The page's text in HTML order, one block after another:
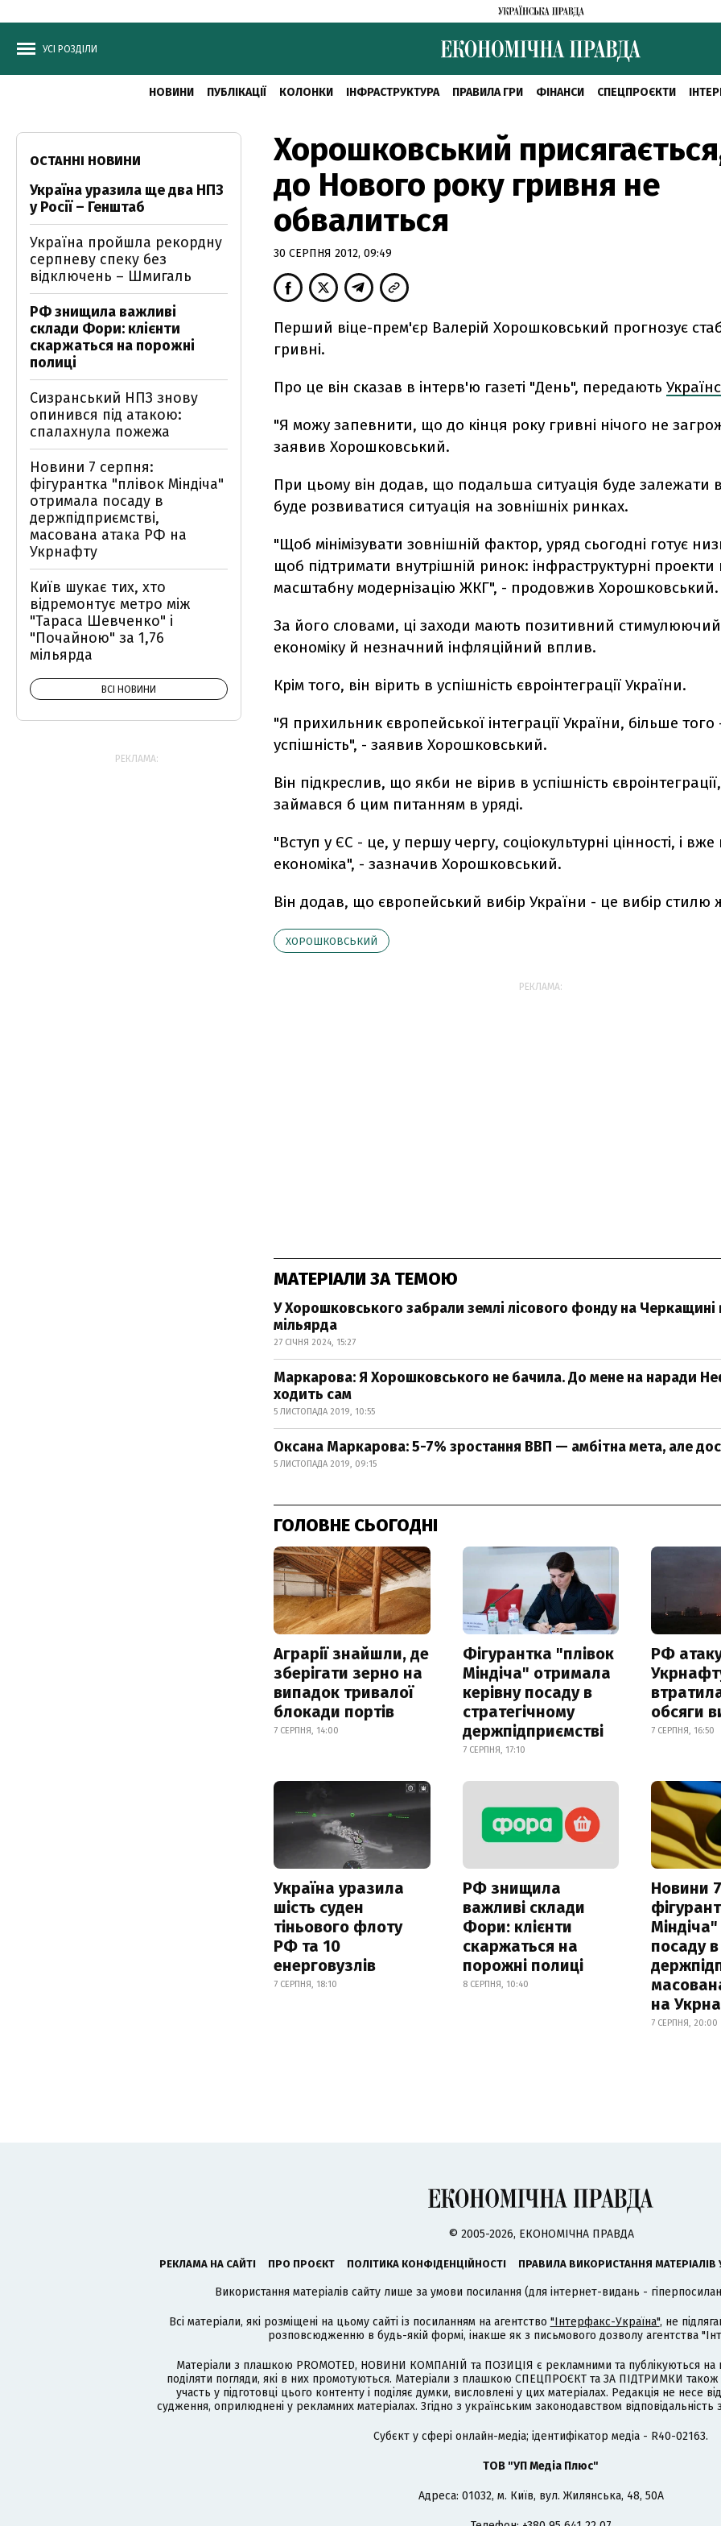
УСІ РОЗДІЛИ
НОВИНИ ПУБЛІКАЦІЇ КОЛОНКИ ІНФРАСТРУКТУРА ПРАВИЛА ГРИ ФІНАНСИ СПЕЦПРОЄКТИ
Хорошковський
до Нового року гривня не
обвалиться
30 СЕРПНЯ 2012, 09:49
Перший віце-прем'єр Валерій Хорошковський прогнозує
гривні.
Про це він сказав в інтерв'ю газеті "День", передають
"Я можу запевнити, що до кінця року гривні нічого не
заявив Хорошковський.
При цьому він додав, що подальша ситуація буде залежати
буде розвиватися ситуація на зовнішніх ринках.
"Щоб мінімізувати зовнішній фактор, уряд сьогодні готує
щоб підтримати внутрішній ринок: інфраструктурні проекти
масштабну модернізацію ЖКГ", - продовжив Хорошковський.
За його словами, ці заходи мають позитивний
економіку й незначний інфляційний вплив.
Крім того, він вірить в успішність євроінтеграції України.
"Я прихильник європейської інтеграції України, більше того
успішність", - заявив Хорошковський.
Він підкреслив, що якби не вірив в успішність
займався б цим питанням в уряді.
"Вступ у ЄС - це, у першу чергу, соціокультурні цінності, і вже
економіка", - зазначив Хорошковський.
Він додав, що європейський вибір України - це вибір стилю
ХОРОШКОВСЬКИЙ
РЕКЛАМА:
МАТЕРІАЛИ ЗА ТЕМОЮ
У Хорошковського забрали землі лісового фонду на Черкащині
мільярда
27 СІЧНЯ 2024, 15:27
Маркарова: Я Хорошковського не бачила. До мене на наради
ходить сам
5 ЛИСТОПАДА 2019, 10:55
Оксана Маркарова: 5-7% зростання ВВП — амбітна мета, але
5 ЛИСТОПАДА 2019, 09:15
ГОЛОВНЕ СЬОГОДНІ
Аграрії знайшли, де
зберігати зерно на
випадок тривалої
блокади портів
7 СЕРПНЯ, 14:00
Фігурантка "плівок
Міндіча" отримала
керівну посаду в
стратегічному
держпідприємстві
7 СЕРПНЯ, 17:10
РФ
обсяги
7 СЕРПНЯ, 16:50
Україна уразила
шість суден
тіньового флоту
РФ та 10
енерговузлів
7 СЕРПНЯ, 18:10
РФ знищила
важливі склади
Фори: клієнти
скаржаться на
порожні полиці
8 СЕРПНЯ, 10:40
Новини
посаду в
на
7 СЕРПНЯ, 20:00
ОСТАННІ НОВИНИ
Україна уразила ще два НПЗ
у Росії – Генштаб
Україна пройшла рекордну
серпневу спеку без
відключень – Шмигаль
РФ знищила важливі
склади Фори: клієнти
скаржаться на порожні
полиці
Сизранський НПЗ знову
опинився під атакою:
спалахнула пожежа
Новини 7 серпня:
фігурантка "плівок Міндіча"
отримала посаду в
держпідприємстві,
масована атака РФ на
Укрнафту
Київ шукає тих, хто
відремонтує метро між
"Тараса Шевченко" і
"Почайною" за 1,76
мільярда
ВСІ НОВИНИ
РЕКЛАМА:
© 2005-2026, ЕКОНОМІЧНА ПРАВДА
РЕКЛАМА НА САЙТІ ПРО ПРОЄКТ ПОЛІТИКА КОНФІДЕНЦІЙНОСТІ ПРАВИЛА ВИКОРИСТАННЯ МАТЕРІАЛІВ
Використання матеріалів сайту лише за умови посилання (для інтернет-видань -
Всі матеріали, які розміщені на цьому сайті із посиланням на агентство "Інтерфакс-Україна", не
розповсюдженню в будь-якій формі, інакше як з письмового дозволу агентства
Матеріали з плашкою PROMOTED, НОВИНИ КОМПАНІЙ та ПОЗИЦІЯ є рекламними та публікуються на
поділяти погляди, які в них промотуються. Матеріали з плашкою СПЕЦПРОЄКТ та ЗА ПІДТРИМКИ
участь у підготовці цього контенту і поділяє думки, висловлені у цих матеріалах. Редакція не несе
судження, оприлюднені у рекламних матеріалах. Згідно з українським законодавством
Cубєкт у сфері онлайн-медіа; ідентифікатор медіа - R40-02163.
ТОВ "УП Медіа Плюс"
Адреса: 01032, м. Київ, вул. Жилянська, 48, 50А